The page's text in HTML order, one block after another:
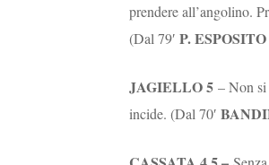
prendere all’angolino.
(Dal 79′ P.
JAGIELLO 5 – Non si
incide. (Dal 70′